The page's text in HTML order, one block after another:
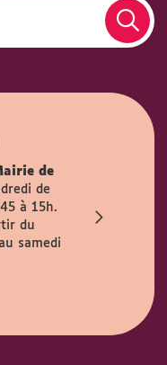
de
de
à 15h.
du
samedi